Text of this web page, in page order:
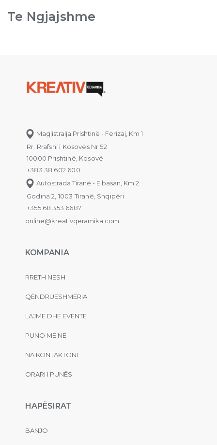
Te Ngjajshme
Magjistralja Prishtinë - Ferizaj, Km 1
Rr. Rrafshi i Kosovës Nr.52
10000 Prishtinë, Kosovë
+383 38 602 600
Autostrada Tiranë - Elbasan, Km 2
Godina 2, 1003 Tiranë, Shqipëri
+355 68 353 6687
online@kreativqeramika.com
KOMPANIA
RRETH NESH
QËNDRUESHMËRIA
LAJME DHE EVENTE
PUNO ME NE
NA KONTAKTONI
ORARI I PUNËS
HAPËSIRAT
BANJO